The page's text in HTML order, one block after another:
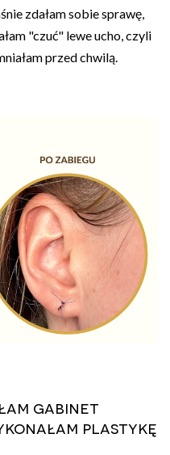
zdałam sobie sprawę,
"czuć" lewe ucho, czyli
przed chwilą.
gabinet
plastykę